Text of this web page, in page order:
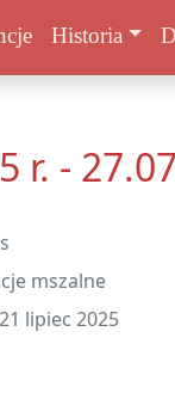
Historia
r. -
mszalne
lipiec 2025